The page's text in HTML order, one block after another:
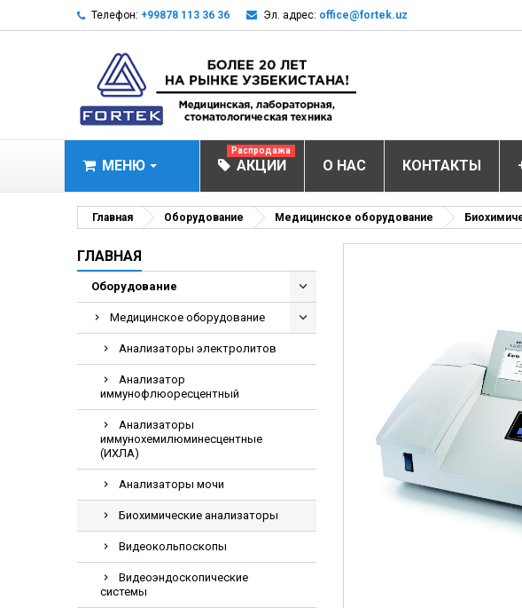
Телефон: +99878 113 36 36 Эл. адрес: office@fortek.uz
МЕНЮ
МЕДИЦИНСКОЕ ОБОРУДОВАНИЕ
Анализаторы
Анализаторы мочи
Видеоэндоскопические системы
Гематологические анализаторы
Дефибрилляторы
Инкубаторы для новорожденных
ИФА-анализаторы и вошеры
АКЦИИ
Распродажа
О НАС КОНТАКТЫ
Главная Оборудование Медицинское оборудование
ГЛАВНАЯ
Оборудование
Медицинское оборудование
Анализаторы электролитов
Анализатор
иммунофлюоресцентный
Анализаторы
иммунохемилюминесцентные
(ИХЛА)
Анализаторы мочи
Биохимические анализаторы
Видеокольпоскопы
Видеоэндоскопические
системы